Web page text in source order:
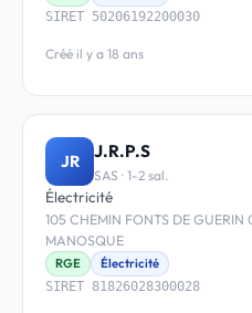
SIRET 50206192200030
Créé il y a 18 ans
JR J.R.P.S
SAS · 1-2 sal.
Électricité
105 CHEMIN FONTS DE
MANOSQUE
RGE
Électricité
SIRET 81826028300028